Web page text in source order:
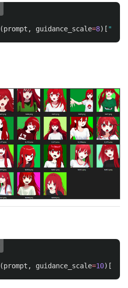
(prompt , guidance_scale=8)[ "
(prompt , guidance_scale=10)[